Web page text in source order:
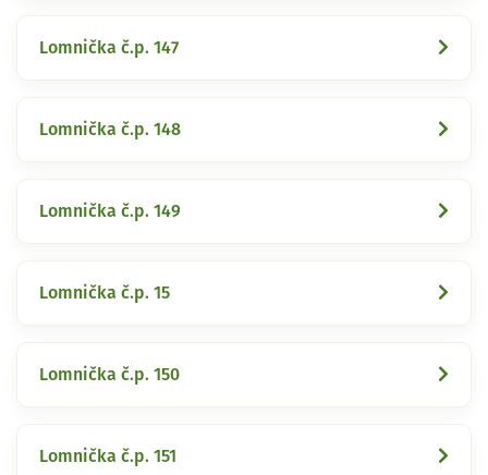
Lomnička č.p. 147
Lomnička č.p. 148
Lomnička č.p. 149
Lomnička č.p. 15
Lomnička č.p. 150
Lomnička č.p. 151